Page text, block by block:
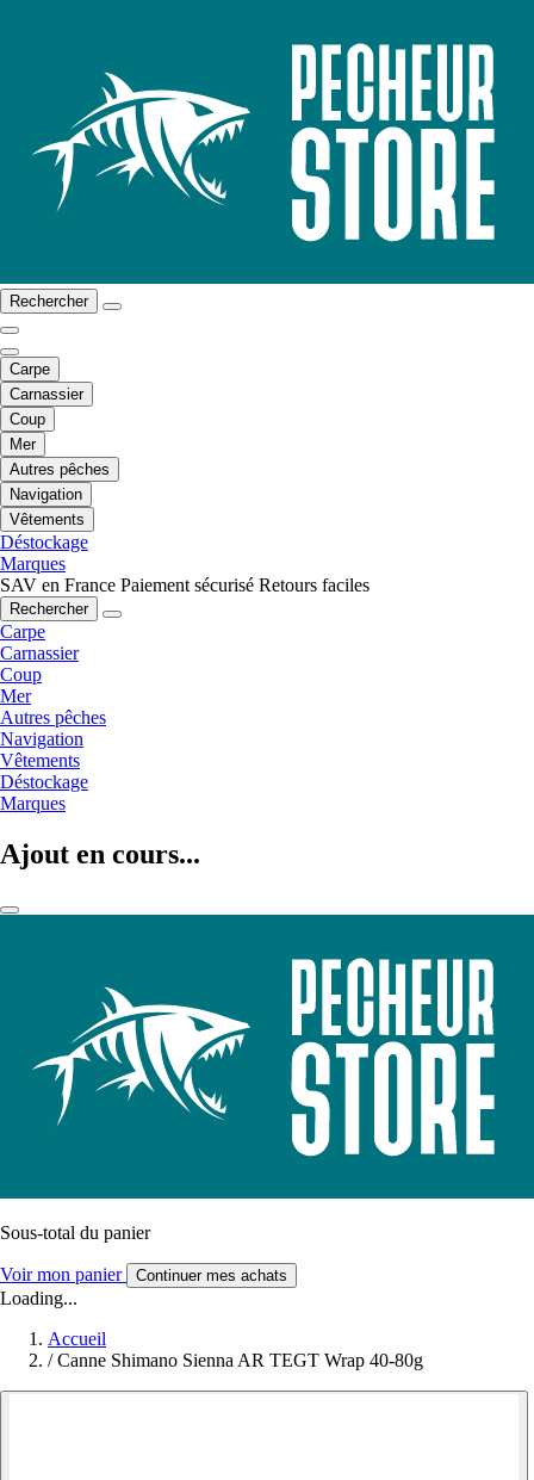
Rechercher
Carpe
Carnassier
Coup
Mer
Autres pêches
Navigation
Vêtements
Déstockage
Marques
SAV en France Paiement sécurisé Retours faciles
Rechercher
Carpe
Carnassier
Coup
Mer
Autres pêches
Navigation
Vêtements
Déstockage
Marques
Ajout en cours...
Sous-total du panier
Voir mon panier Continuer mes achats
Loading...
Accueil
/ Canne Shimano Sienna AR TEGT Wrap 40-80g